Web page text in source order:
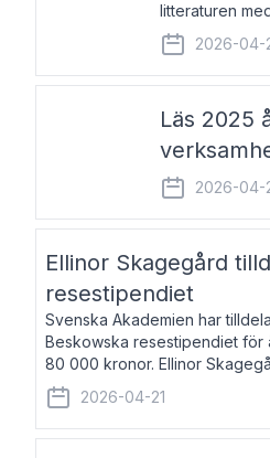
litteraturen
Svenska
framstående
sakprosa som
2026-04-
Läs 2025
2026-04-
Ellinor Skagegård
resestipendiet
Svenska Akademien har
Beskowska resestipendiet för
80 000 kronor. Ellinor
författare, journalist och
återkommande för Svenska
2026-04-21